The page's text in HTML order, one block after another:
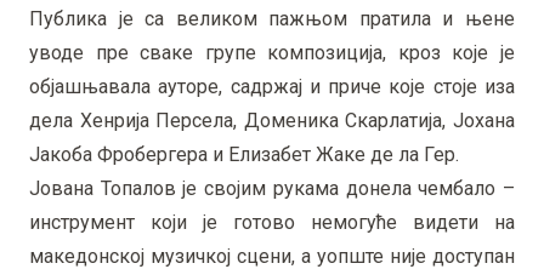
Публика је са великом пажњом пратила и њене
уводе пре сваке групе композиција, кроз које је
објашњавала ауторе, садржај и приче које стоје иза
дела Хенрија Персела, Доменика Скарлатија, Јохана
Јакоба Фробергера и Елизабет Жаке де ла Гер.
Јована Топалов је својим рукама донела чембало –
инструмент који је готово немогуће видети на
македонској музичкој сцени, а уопште није доступан